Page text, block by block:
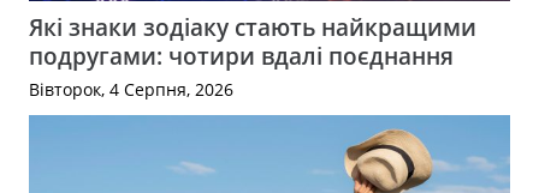
Які знаки зодіаку стають найкращими
подругами: чотири вдалі поєднання
Вівторок, 4 Серпня, 2026